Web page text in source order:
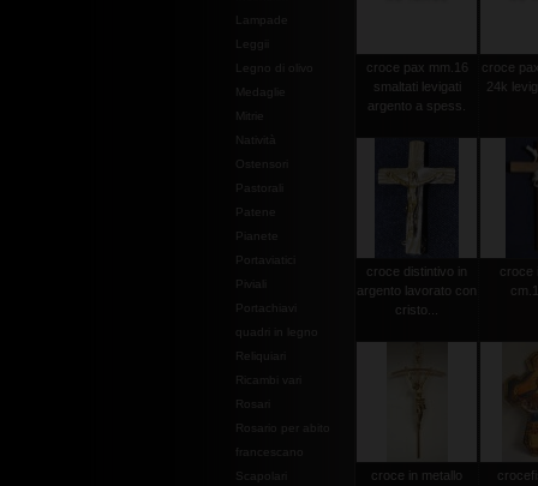
Leggii
Legno di olivo
Medaglie
Mitrie
Natività
Ostensori
Pastorali
Patene
Pianete
Portaviatici
Piviali
Portachiavi
quadri in legno
Reliquiari
Ricambi vari
Rosari
Rosario per abito
francescano
Scapolari
croce pax mm.16
smaltati levigati
argento a spess.
croce
24k
croce distintivo in
argento lavorato con
cristo...
croce
croce in metallo